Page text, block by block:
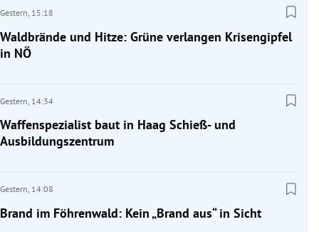
Gestern, 15:18
Waldbrände und Hitze: Grüne verlangen Krisengipfel
in NÖ
Gestern, 14:34
Waffenspezialist baut in Haag Schieß- und
Ausbildungszentrum
Gestern, 14:08
Brand im Föhrenwald: Kein „Brand aus“ in Sicht